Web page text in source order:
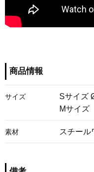
商品情報
サイズ
Sサイズ
Mサイ
素材 スチール